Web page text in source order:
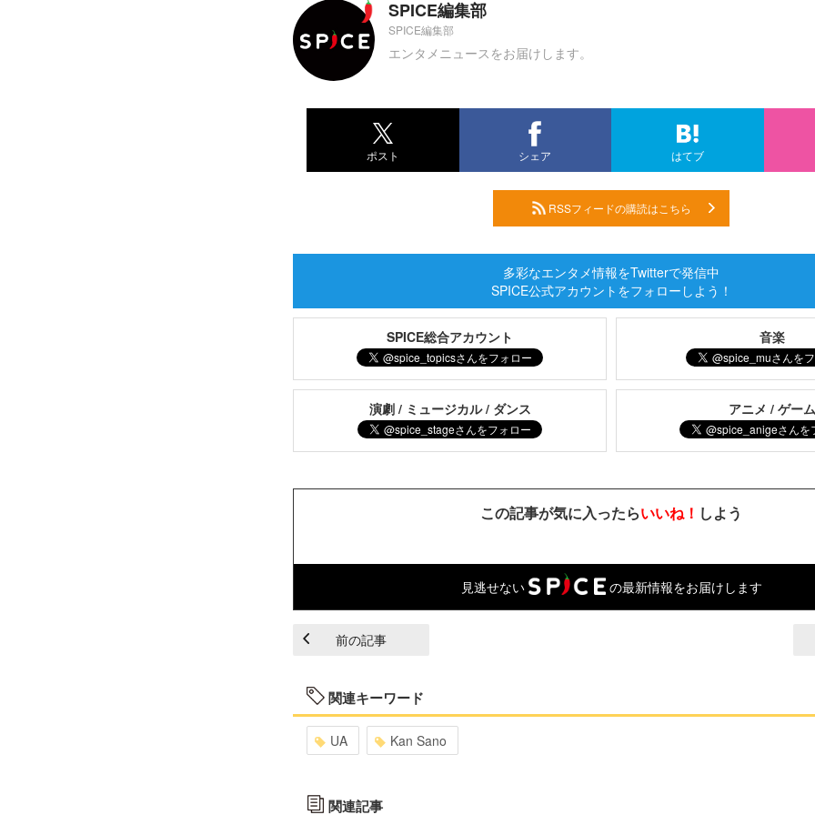
SPICE編集部
SPICE編集部
エンタメニュースをお届けします。
ポスト シェア はてブ
RSSフィードの購読はこちら
多彩なエンタメ情報をTwitterで発信中
SPICE公式アカウントをフォローしよう！
SPICE総合アカウント 音楽
演劇 / ミュージカル / ダンス アニメ / ゲー
この記事が気に入ったらいいね！ しよう
見逃せない の最新情報をお届けします
前の記事
関連キーワード
UA Kan Sano
関連記事